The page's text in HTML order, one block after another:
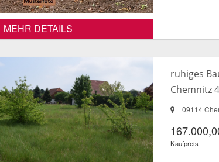
MEHR DETAILS
ruhiges
Chemnitz
09114
Kaufpreis